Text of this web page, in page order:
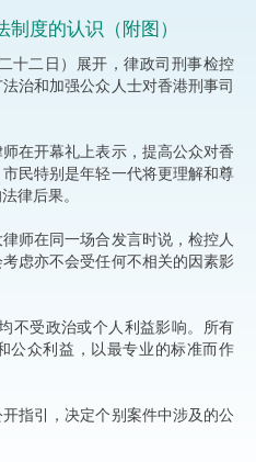
度的认识（附图）
二日）展开，律政司刑事检控
治和加强公众人士对香港刑事司
开幕礼上表示，提高公众对香
民特别是年轻一代将更理解和尊
律后果。
在同一场合发言时说，检控人
虑亦不会受任何不相关的因素影
受政治或个人利益影响。所有
公众利益，以最专业的标准而作
引，决定个别案件中涉及的公